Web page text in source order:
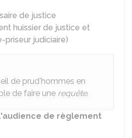
de justice
huissier de justice et
priseur judiciaire)
de prud'hommes en
de faire une requête.
de règlement